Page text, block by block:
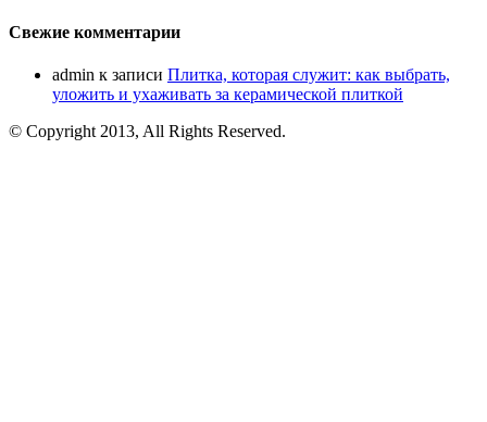
Свежие комментарии
admin к записи Плитка, которая служит: как выбрать,
уложить и ухаживать за керамической плиткой
© Copyright 2013, All Rights Reserved.